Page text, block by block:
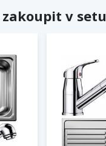
zakoupit v setu